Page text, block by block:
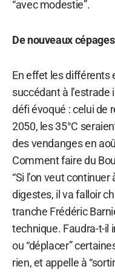
“avec modestie”.
De nouveaux
En effet les différents
succédant à
défi évoqué : celui de
2050, les 35°C
des vendanges en
Comment faire du
“Si l’on veut
digestes, il va falloir
tranche Frédéric
technique. Faudra-t-il
ou “déplacer”
rien, et appelle à